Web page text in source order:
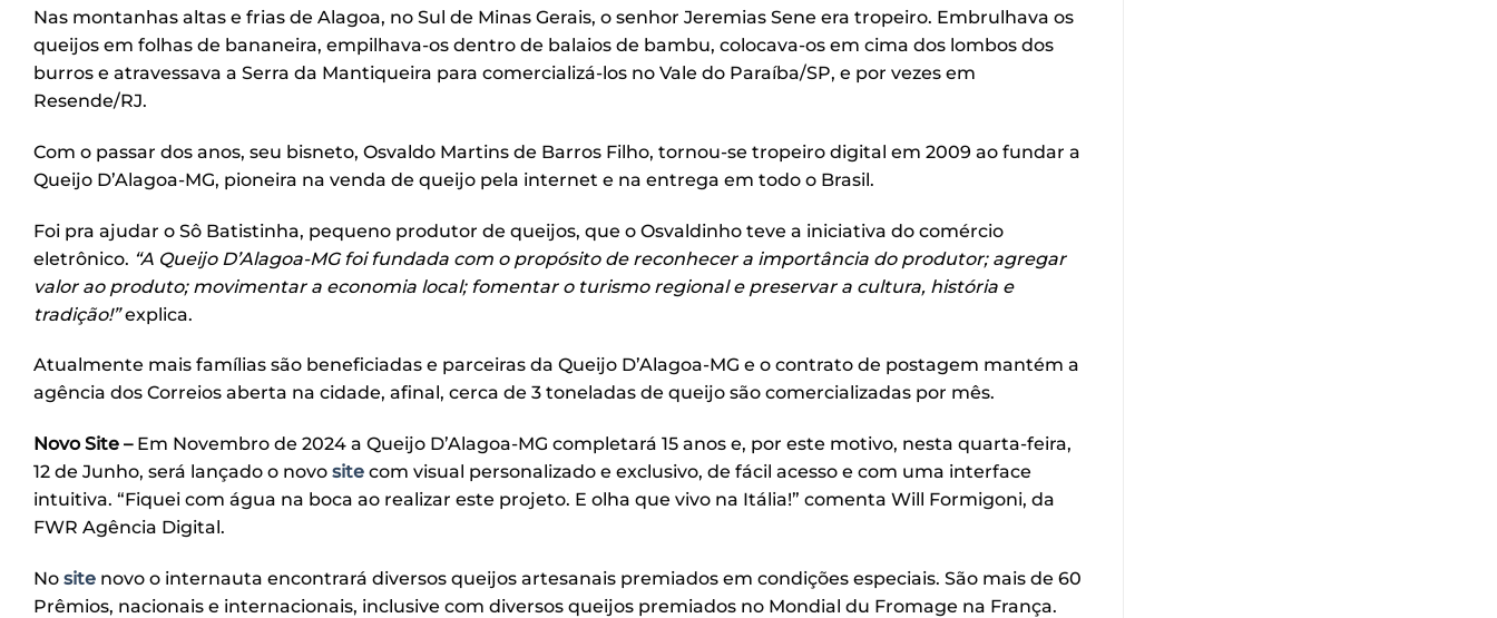
Nas montanhas altas e frias de Alagoa, no Sul de Minas Gerais, o senhor Jeremias Sene era tropeiro. Embrulhava os
queijos em folhas de bananeira, empilhava-os dentro de balaios de bambu, colocava-os em cima dos lombos dos
burros e atravessava a Serra da Mantiqueira para comercializá-los no Vale do Paraíba/SP, e por vezes em
Resende/RJ.
Com o passar dos anos, seu bisneto, Osvaldo Martins de Barros Filho, tornou-se tropeiro digital em 2009 ao fundar a
Queijo D’Alagoa-MG, pioneira na venda de queijo pela internet e na entrega em todo o Brasil.
Foi pra ajudar o Sô Batistinha, pequeno produtor de queijos, que o Osvaldinho teve a iniciativa do comércio
eletrônico. “A Queijo D’Alagoa-MG foi fundada com o propósito de reconhecer a importância do produtor; agregar
valor ao produto; movimentar a economia local; fomentar o turismo regional e preservar a cultura, história e
tradição!”explica.
Atualmente mais famílias são beneficiadas e parceiras da Queijo D’Alagoa-MG e o contrato de postagem mantém a
agência dos Correios aberta na cidade, afinal, cerca de 3 toneladas de queijo são comercializadas por mês.
Novo Site –Em Novembro de 2024 a Queijo D’Alagoa-MG completará 15 anos e, por este motivo, nesta quarta-feira,
12 de Junho, será lançado o novo site com visual personalizado e exclusivo, de fácil acesso e com uma interface
intuitiva. “Fiquei com água na boca ao realizar este projeto. E olha que vivo na Itália!” comenta Will Formigoni, da
FWR Agência Digital.
No site novo o internauta encontrará diversos queijos artesanais premiados em condições especiais. São mais de 60
Prêmios, nacionais e internacionais, inclusive com diversos queijos premiados no Mondial du Fromage na França.